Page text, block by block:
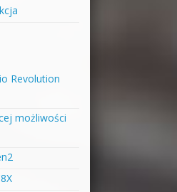
Revolution
możliwości